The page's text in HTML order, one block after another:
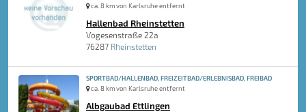
ca. 8 km von Karlsruhe entfernt
Hallenbad Rheinstetten
Vogesenstraße 22a
76287 Rheinstetten
SPORTBAD/HALLENBAD, FREIZEITBAD/ERLEBNISBAD, FREIBAD
ca. 8 km von Karlsruhe entfernt
Albgaubad Ettlingen